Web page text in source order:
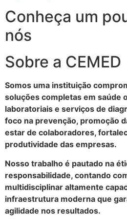
Conheça um
nós
Sobre a CEMED
Somos uma instituição
soluções completas em saúde
laboratoriais e serviços de
foco na prevenção, promoção
estar de colaboradores,
produtividade das empresas.
Nosso trabalho é pautado na
responsabilidade, contando
multidisciplinar altamente
infraestrutura moderna que
agilidade nos resultados.